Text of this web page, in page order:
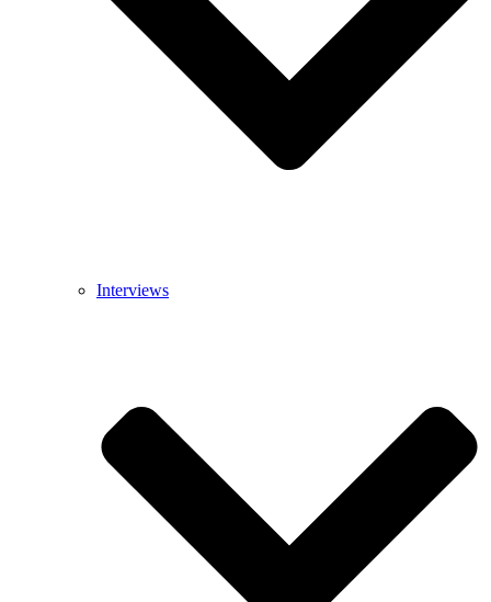
Interviews